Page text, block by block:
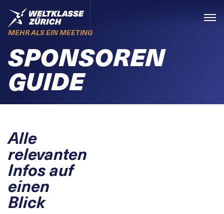
Skiplinks
Home
MEHR ALS EIN MEETING
Menü
SPONSOREN
GUIDE
Alle
relevanten
Infos auf
einen
Blick